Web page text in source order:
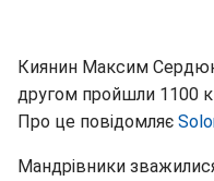
Киянин Максим
другом пройшли 1100
Про це повідомляє
Мандрівники